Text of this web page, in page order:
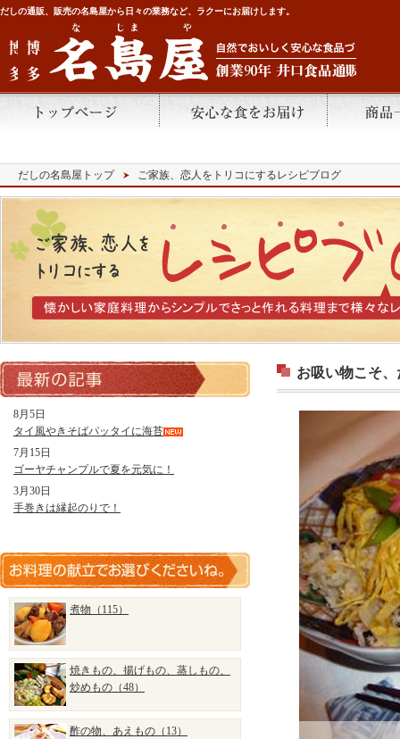
だしの通販、販売の名島屋から日々の業務など、ラクーにお届けします。
だしの名島屋トップ ご家族、恋人をトリコにするレシピブログ
お吸い物こそ
8月5日
タイ風やきそばパッタイに海苔
7月15日
ゴーヤチャンプルで夏を元気に！
3月30日
手巻きは縁起のりで！
煮物（115）
焼きもの、揚げもの、蒸しもの、
炒めもの（48）
酢の物、あえもの（13）